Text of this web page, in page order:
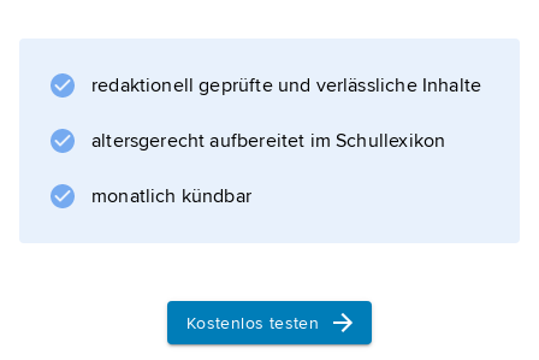
Hochlands von Bauchi (Josplateau);
landwirtschaftlicher Produkte, verarbeitende
Industrie, Montagewerk für Lastkraftwagen
und Traktoren; Verkehrsknotenpunkt mit
redaktionell geprüfte und verlässliche Inhalte
altersgerecht aufbereitet im Schullexikon
monatlich kündbar
Kostenlos testen